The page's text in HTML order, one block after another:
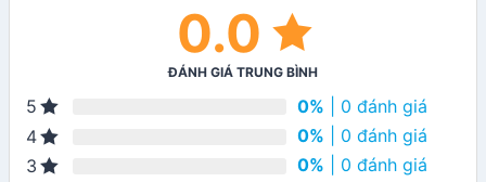
0.0
ĐÁNH GIÁ TRUNG BÌNH
5 0% | 0 đánh giá
4
0% | 0 đánh giá
3
0% | 0 đánh giá